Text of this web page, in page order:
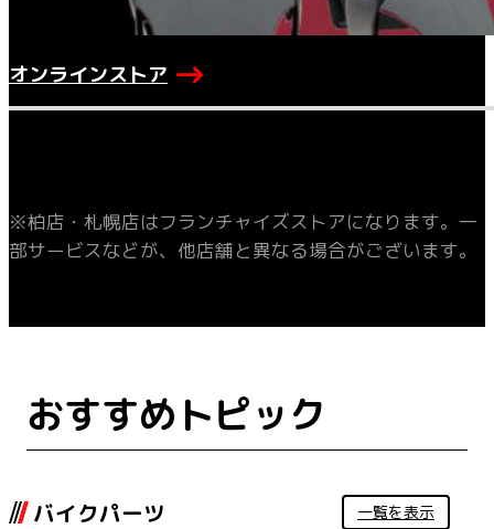
オンラインストア
※柏店・札幌店はフランチャイズストアになります。一
部サービスなどが、他店舗と異なる場合がございます。
おすすめトピック
バイクパーツ 一覧を表示